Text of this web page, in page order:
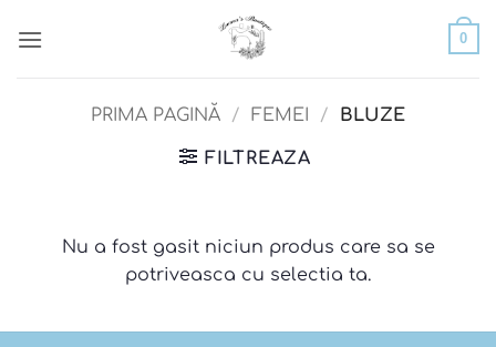
0
PRIMA PAGINĂ / FEMEI / BLUZE
FILTREAZA
Nu a fost gasit niciun produs care sa se
potriveasca cu selectia ta.